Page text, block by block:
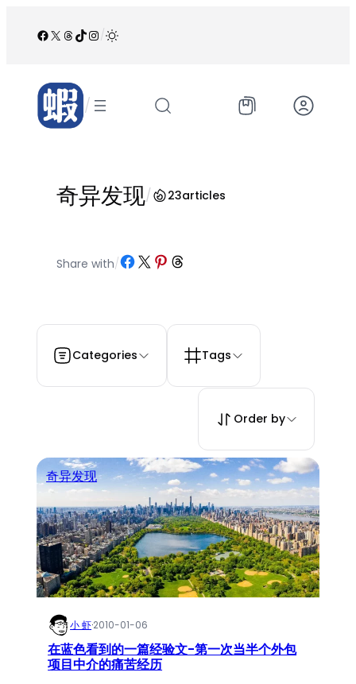
Facebook
X Threads
TikTok
Instagram
/
/
奇异发现/ 23articles
Share with/Share on Facebook
Share on X Share on Pinterest
Share on Threads
Categories Tags
Order by
奇异发现
小 虾·2010-01-06
在蓝色看到的一篇经验文-第一次当半个外包
项目中介的痛苦经历